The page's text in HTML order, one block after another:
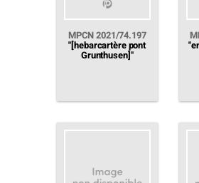
MPCN 2021/74.197
"[hebarcartère pont
Grunthusen]"